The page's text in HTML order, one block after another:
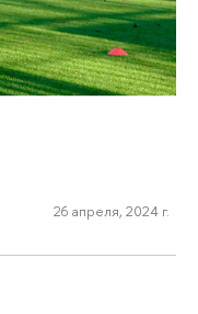
26 апреля, 2024 г.